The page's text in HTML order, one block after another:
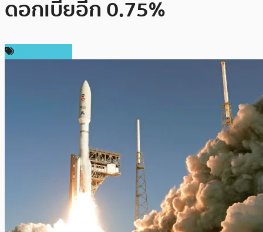
ดอกเบี้ยอีก 0.75%